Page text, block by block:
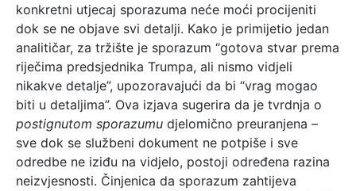
konkretni utjecaj sporazuma neće moći procijeniti
dok se ne objave svi detalji. Kako je primijetio jedan
analitičar, za tržište je sporazum “gotova stvar prema
riječima predsjednika Trumpa, ali nismo vidjeli
nikakve detalje”, upozoravajući da bi “vrag mogao
biti u detaljima”. Ova izjava sugerira da je tvrdnja o
postignutom sporazumu djelomično preuranjena –
sve dok se službeni dokument ne potpiše i sve
odredbe ne iziđu na vidjelo, postoji određena razina
neizvjesnosti. Činjenica da sporazum zahtijeva